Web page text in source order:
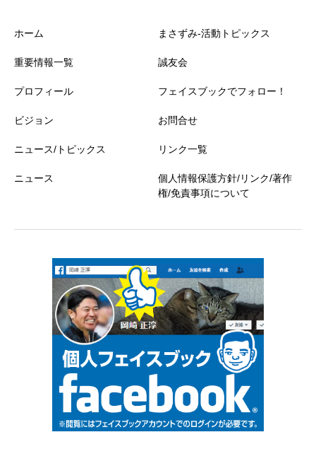
ホーム
重要情報一覧
プロフィール
ビジョン
ニュース/トピックス
ニュース
まさずみ-活動トピックス
誠友会
フェイスブックでフォロー！
お問合せ
リンク一覧
個人情報保護方針/リンク/著作
権/免責事項について